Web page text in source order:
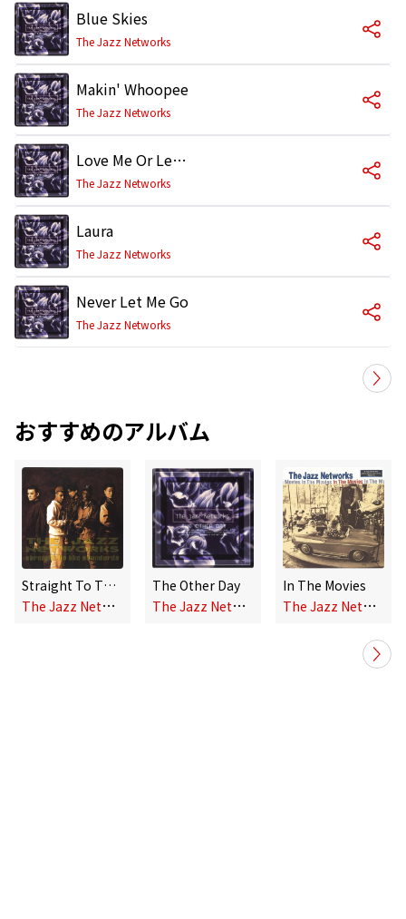
Blue Skies
The Jazz Networks
Makin' Whoopee
The Jazz Networks
Love Me Or Leave Me
The Jazz Networks
Laura
The Jazz Networks
Never Let Me Go
The Jazz Networks
おすすめのアルバム
Straight To The Standards
T
he Jazz Networks
The Other Day
T
he Jazz Networks
In The Movies
T
he Jazz Networks